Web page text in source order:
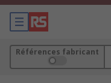
Références fabricant